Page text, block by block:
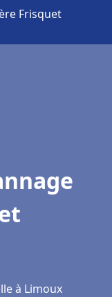
Frisquet
à Limoux